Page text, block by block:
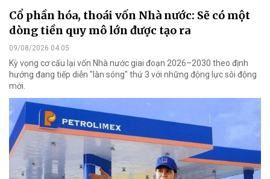
Cổ phần hóa, thoái vốn Nhà nước: Sẽ có một
dòng tiền quy mô lớn được tạo ra
09/08/2026 04:05
Kỳ vọng cơ cấu lại vốn Nhà nước giai đoạn 2026–2030 theo định
hướng đang tiếp diễn "làn sóng" thứ 3 với những động lực sôi động
mới.